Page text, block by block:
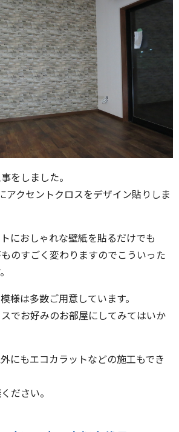
をしました。
アクセントクロスをデザイン貼りしま
におしゃれな壁紙を貼るだけでも
のすごく変わりますのでこういった
様は多数ご用意しています。
でお好みのお部屋にしてみてはいか
にもエコカラットなどの施工もでき
ださい。